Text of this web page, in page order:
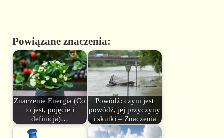
Powiązane znaczenia:
Znaczenie Energia (Co
to jest, pojęcie i
definicja)…
Powódź: czym jest
powódź, jej przyczyny
i skutki – Znaczenia